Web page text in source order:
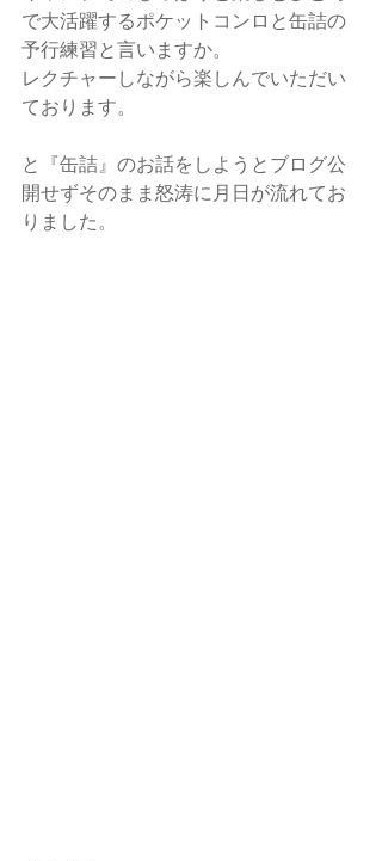
で大活躍するポケットコンロと缶詰の
予行練習と言いますか。
レクチャーしながら楽しんでいただい
ております。
と『缶詰』のお話をしようとブログ公
開せずそのまま怒涛に月日が流れてお
りました。